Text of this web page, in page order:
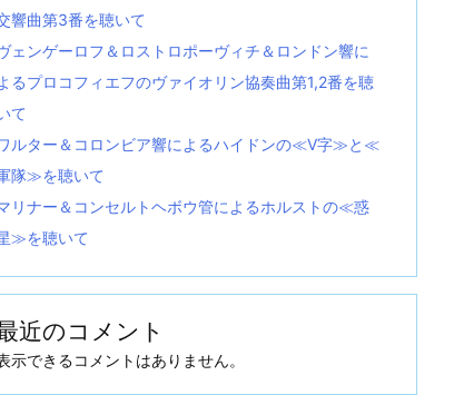
響曲第3番を聴いて
ェンゲーロフ＆ロストロポーヴィチ＆ロンドン響に
るプロコフィエフのヴァイオリン協奏曲第1,2番を聴
て
ルター＆コロンビア響によるハイドンの≪V字≫と≪
隊≫を聴いて
リナー＆コンセルトヘボウ管によるホルストの≪惑
≫を聴いて
近のコメント
示できるコメントはありません。